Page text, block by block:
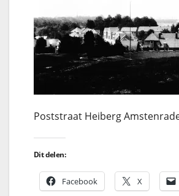
Poststraat Heiberg
Dit delen:
Facebook X